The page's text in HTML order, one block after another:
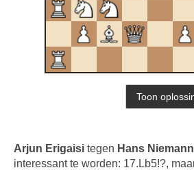
Arjun Erigaisi tegen Hans Niemann
interessant te worden: 17.Lb5!?,